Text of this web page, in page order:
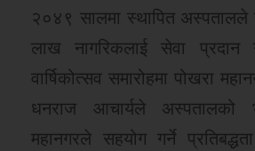
२०४९ सालमा स्थापित
लाख नागरिकलाई सेवा
वार्षिकोत्सव समारोहमा पोखरा
धनराज आचार्यले अस्पतालको
महानगरले सहयोग गर्ने